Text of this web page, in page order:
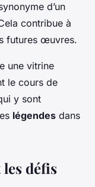
d’un
contribue à
futures œuvres.
une vitrine
le cours de
y sont
légendes dans
défis